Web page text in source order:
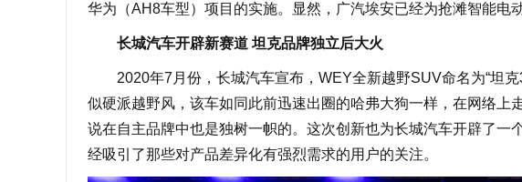
华为（AH8车型）项目的实施。显然，广汽埃安已经为抢滩智能电
长城汽车开辟新赛道 坦克品牌独立后大火
2020年7月份，长城汽车宣布，WEY全新越野SUV命名为“坦克
似硬派越野风，该车如同此前迅速出圈的哈弗大狗一样，在网络上
说在自主品牌中也是独树一帜的。这次创新也为长城汽车开辟了一
经吸引了那些对产品差异化有强烈需求的用户的关注。